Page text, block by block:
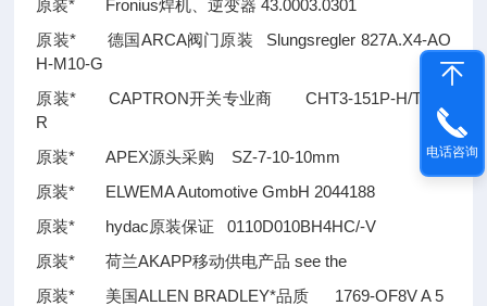
原装* Fronius焊机、逆变器 43.0003.0301
原装* 德国ARCA阀门原装 Slungsregler 827A.X4-AO
H-M10-G
原装* CAPTRON开关专业商 CHT3-151P-H/TG-S
R
原装* APEX源头采购 SZ-7-10-10mm
原装* ELWEMA Automotive GmbH 2044188
原装* hydac原装保证 0110D010BH4HC/-V
原装* 荷兰AKAPP移动供电产品 see the
原装* 美国ALLEN BRADLEY*品质 1769-OF8V A 5
电话咨询